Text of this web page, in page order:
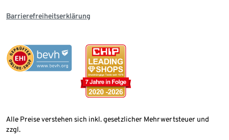
Barrierefreiheitserklärung
Alle Preise verstehen sich inkl. gesetzlicher Mehrwertsteuer und
zzgl.